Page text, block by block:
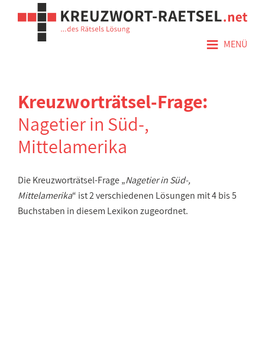
≡ MENÜ
Kreuzworträtsel-Frage:
Nagetier in Süd-,
Mittelamerika
Die Kreuzworträtsel-Frage „Nagetier in Süd-,
Mittelamerika“ ist 2 verschiedenen Lösungen mit 4 bis 5
Buchstaben in diesem Lexikon zugeordnet.